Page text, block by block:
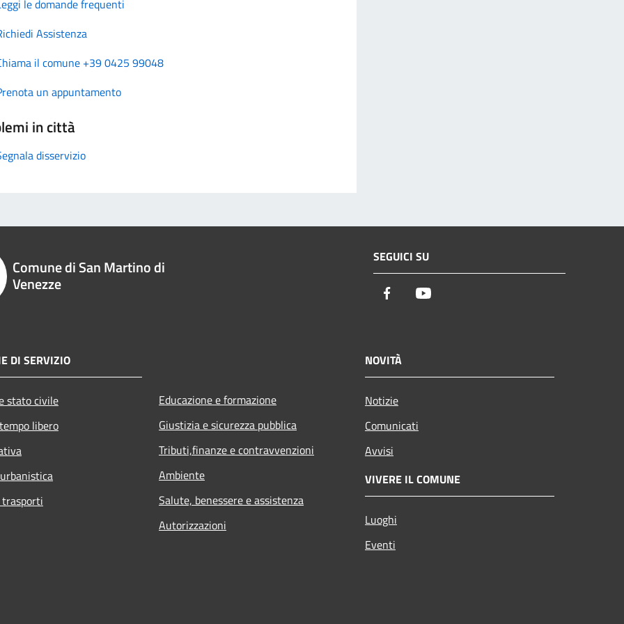
le domande frequenti
Assistenza
il comune +39 0425 99048
un appuntamento
in città
disservizio
Comune di San Martino di
Venezze
SEGUICI SU
Facebook
DI SERVIZIO
stato civile
libero
Educazione e formazione
Giustizia e sicurezza pubblica
Tributi,finanze e contravvenzioni
Ambiente
Salute, benessere e assistenza
Autorizzazioni
NOVITÀ
Notizie
Comunicati
Avvisi
VIVERE IL COMUNE
Luoghi
Eventi